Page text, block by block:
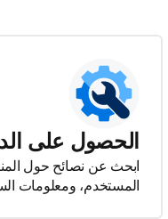
الحصول على
ابحث عن نصائح حول
المستخدم، ومعلومات